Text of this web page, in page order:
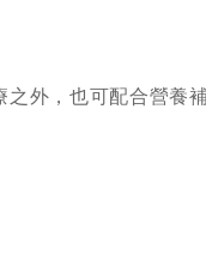
外，也可配合營養